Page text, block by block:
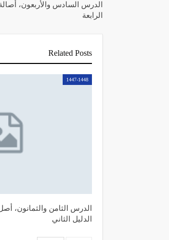
الدرس السادس والأربعون،
الرابعة
Related Posts
1447-1448
الدرس الثامن والثمانون، أصل
الدليل الثاني